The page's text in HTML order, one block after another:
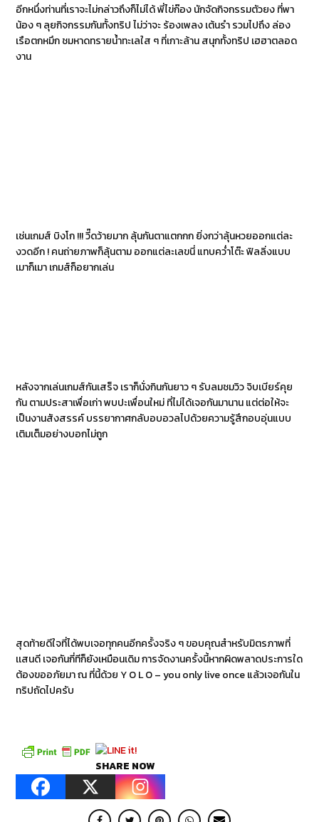
อีกหนึ่งท่านที่เราจะไม่กล่าวถึงก็ไม่ได้ พี่ไข่ก๊อง นักจัดกิจกรรมตัวยง ที่พา
น้อง ๆ ลุยกิจกรรมกันทั้งทริป ไม่ว่าจะ ร้องเพลง เต้นรำ รวมไปถึง ล่อง
เรือตกหมึก ชมหาดทรายน้ำทะเลใส ๆ ที่เกาะล้าน สนุกทั้งทริป เฮฮาตลอด
งาน
เช่นเกมส์ บิงโก !!! วี๊ดว้ายมาก ลุ้นกันตาแตกกก ยิ่งกว่าลุ้นหวยออกแต่ละ
งวดอีก ! คนถ่ายภาพก็ลุ้นตาม ออกแต่ละเลขนี่ แทบคว่ำโต๊ะ ฟิลลิ่งแบบ
เมาก็เมา เกมส์ก็อยากเล่น
หลังจากเล่นเกมส์กันเสร็จ เราก็นั่งกินกันยาว ๆ รับลมชมวิว จิบเบียร์คุย
กัน ตามประสาเพื่อเก่า พบปะเพื่อนใหม่ ที่ไม่ได้เจอกันมานาน แต่ต่อให้จะ
เป็นงานสังสรรค์ บรรยากาศกลับอบอวลไปด้วยความรู้สึกอบอุ่นแบบ
เติมเต็มอย่างบอกไม่ถูก
สุดท้ายดีใจที่ได้พบเจอทุกคนอีกครั้งจริง ๆ ขอบคุณสำหรับมิตรภาพที่
เเสนดี เจอกันกี่ทีก็ยังเหมือนเดิม การจัดงานครั้งนี้หากผิดพลาดประการใด
ต้องขออภัยมา ณ ที่นี้ด้วย Y O L O – you only live once แล้วเจอกันใน
ทริปถัดไปครับ
SHARE NOW